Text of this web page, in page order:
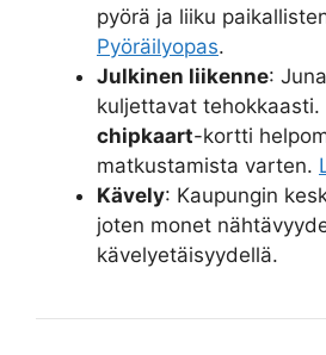
pyörä ja liiku
Pyöräilyopas.
Julkinen liikenne:
kuljettavat tehokkaasti.
chipkaart-kortti
matkustamista varten.
Kävely: Kaupungin
joten monet
kävelyetäisyydellä.